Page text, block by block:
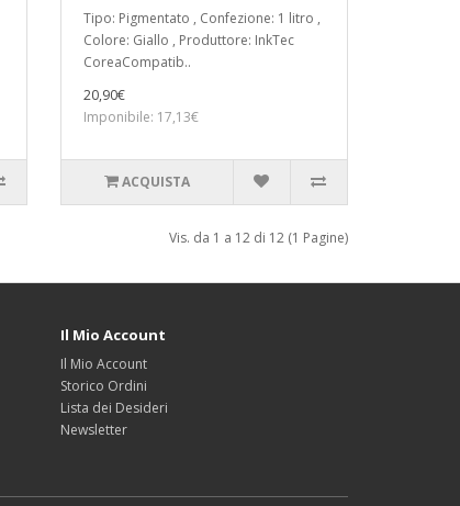
Tipo: Pigmentato , Confezione: 1 litro ,
Colore: Giallo , Produttore: InkTec
CoreaCompatib..
20,90€
Imponibile: 17,13€
ACQUISTA
Vis. da 1 a 12 di 12 (1 Pagine)
Il Mio Account
Il Mio Account
Storico Ordini
Lista dei Desideri
Newsletter